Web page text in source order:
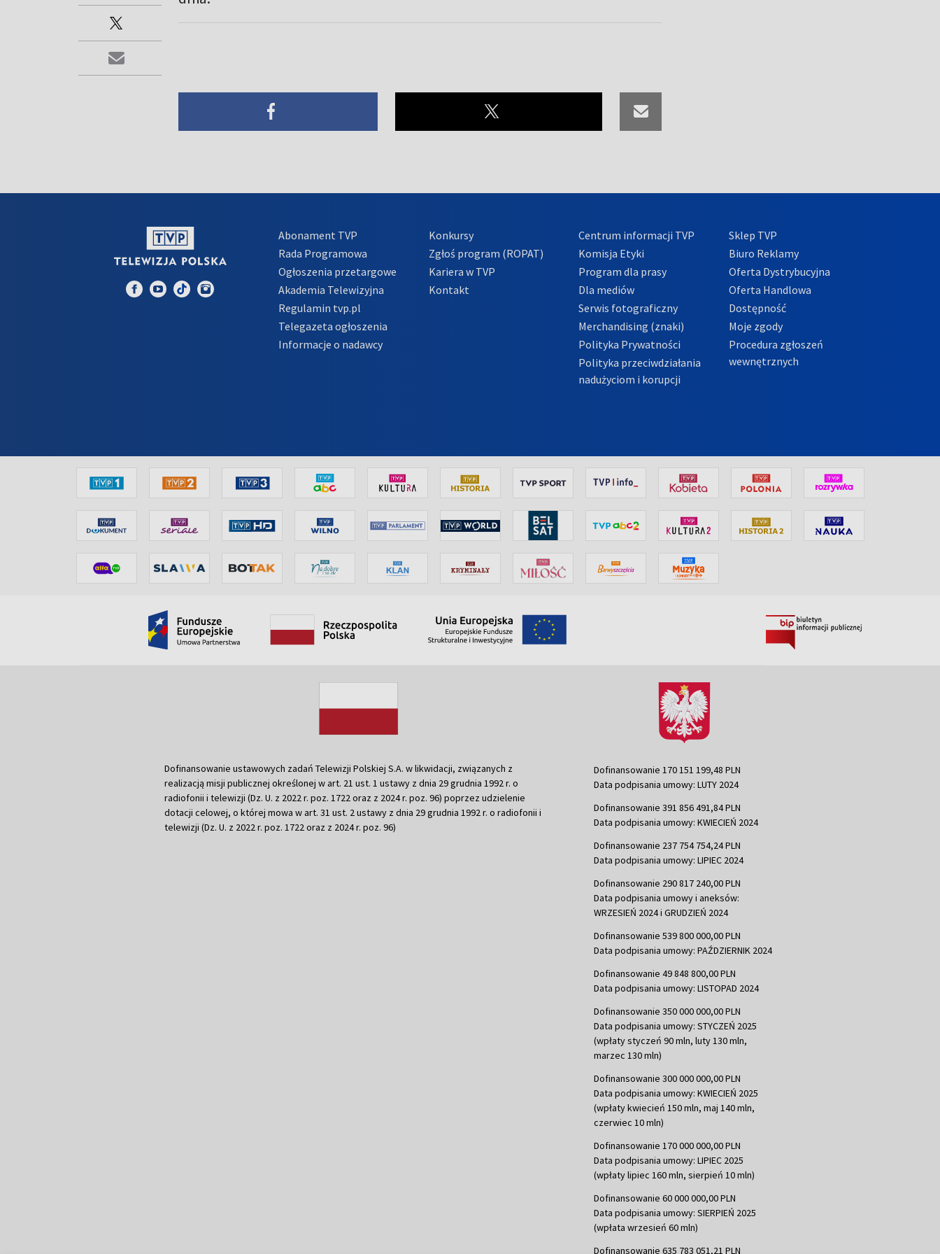
Abonament TVP
Rada Programowa
Ogłoszenia przetargowe
Akademia Telewizyjna
Regulamin tvp.pl
Telegazeta ogłoszenia
Informacje o nadawcy
Konkursy
Zgłoś program (ROPAT)
Kariera w TVP
Kontakt
Centrum informacji TVP
Komisja Etyki
Program dla prasy
Dla mediów
Serwis fotograficzny
Merchandising (znaki)
Polityka Prywatności
Polityka przeciwdziałania
nadużyciom i korupcji
Sklep TVP
Biuro Reklamy
Oferta Dystrybucyjna
Oferta Handlowa
Dostępność
Moje zgody
Procedura zgłoszeń
wewnętrznych
Dofinansowanie ustawowych zadań Telewizji Polskiej S.A. w likwidacji, związanych z
realizacją misji publicznej określonej w art. 21 ust. 1 ustawy z dnia 29 grudnia 1992 r. o
radiofonii i telewizji (Dz. U. z 2022 r. poz. 1722 oraz z 2024 r. poz. 96) poprzez udzielenie
dotacji celowej, o której mowa w art. 31 ust. 2 ustawy z dnia 29 grudnia 1992 r. o radiofonii i
telewizji (Dz. U. z 2022 r. poz. 1722 oraz z 2024 r. poz. 96)
Dofinansowanie 170 151 199,48 PLN
Data podpisania umowy: LUTY 2024
Dofinansowanie 391 856 491,84 PLN
Data podpisania umowy: KWIECIEŃ 2024
Dofinansowanie 237 754 754,24 PLN
Data podpisania umowy: LIPIEC 2024
Dofinansowanie 290 817 240,00 PLN
Data podpisania umowy i aneksów:
WRZESIEŃ 2024 i GRUDZIEŃ 2024
Dofinansowanie 539 800 000,00 PLN
Data podpisania umowy: PAŹDZIERNIK 2024
Dofinansowanie 49 848 800,00 PLN
Data podpisania umowy: LISTOPAD 2024
Dofinansowanie 350 000 000,00 PLN
Data podpisania umowy: STYCZEŃ 2025
(wpłaty styczeń 90 mln, luty 130 mln,
marzec 130 mln)
Dofinansowanie 300 000 000,00 PLN
Data podpisania umowy: KWIECIEŃ 2025
(wpłaty kwiecień 150 mln, maj 140 mln,
czerwiec 10 mln)
Dofinansowanie 170 000 000,00 PLN
Data podpisania umowy: LIPIEC 2025
(wpłaty lipiec 160 mln, sierpień 10 mln)
Dofinansowanie 60 000 000,00 PLN
Data podpisania umowy: SIERPIEŃ 2025
(wpłata wrzesień 60 mln)
Dofinansowanie 635 783 051,21 PLN